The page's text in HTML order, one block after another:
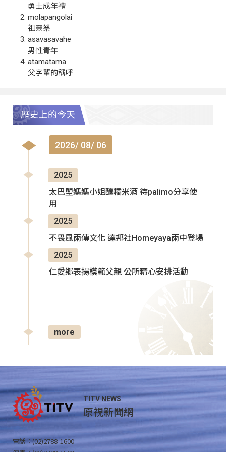
勇士成年禮
molapangolai
祖靈祭
asavasavahe
男性青年
atamatama
父字輩的稱呼
歷史上的今天
2026/ 08/ 06
2025
太巴塱媽媽小姐釀糯米酒 待palimo分享使
用
2025
不畏風雨傳文化 達邦社Homeyaya雨中登場
2025
仁愛鄉表揚模範父親 公所精心安排活動
more
TITV NEWS
原視新聞網
電話：(02)2788-1600